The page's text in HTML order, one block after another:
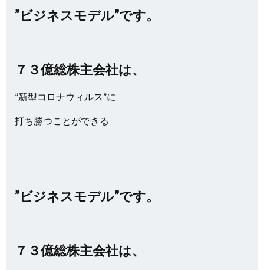
”ビジネスモデル”です。
７３億総株主会社は、
”新型コロナウィルス”に
打ち勝つことができる
”ビジネスモデル”です。
７３億総株主会社は、